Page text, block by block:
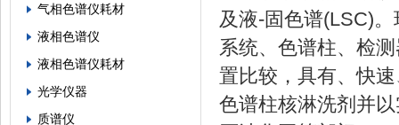
气相色谱仪耗材
液相色谱仪
液相色谱仪耗材
光学仪器
质谱仪
及液-固色谱(LSC)
系统、色谱柱、检
置比较，具有、快
色谱柱核淋洗剂并